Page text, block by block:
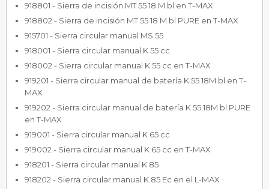
918801 - Sierra de incisión MT 55 18 M bl en T-MAX
918802 - Sierra de incisión MT 55 18 M bl PURE en T-MAX
915701 - Sierra circular manual MS 55
918001 - Sierra circular manual K 55 cc
918002 - Sierra circular manual K 55 cc en T-MAX
919201 - Sierra circular manual de batería K 55 18M bl en T-
MAX
919202 - Sierra circular manual de batería K 55 18M bl PURE
en T-MAX
919001 - Sierra circular manual K 65 cc
919002 - Sierra circular manual K 65 cc en T-MAX
918201 - Sierra circular manual K 85
918202 - Sierra circular manual K 85 Ec en el L-MAX